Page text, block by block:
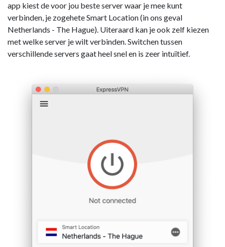
app kiest de voor jou beste server waar je mee kunt
verbinden, je zogehete Smart Location (in ons geval
Netherlands - The Hague). Uiteraard kan je ook zelf kiezen
met welke server je wilt verbinden. Switchen tussen
verschillende servers gaat heel snel en is zeer intuïtief.